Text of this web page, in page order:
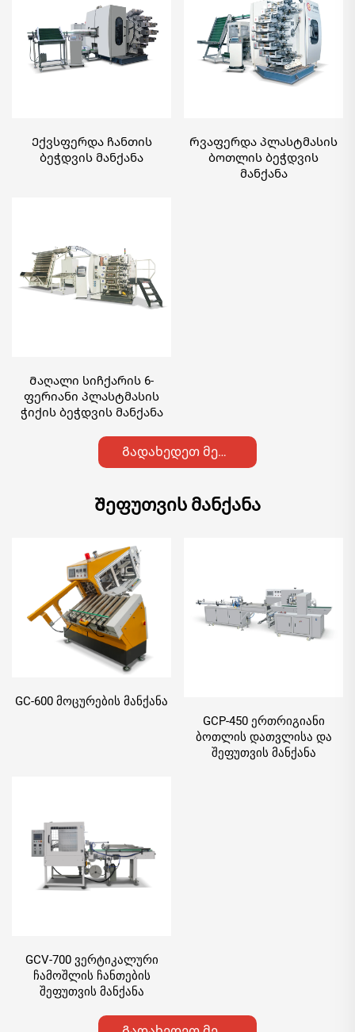
Ექვსფერდა ჩანთის
ბეჭდვის მანქანა
Რვაფერდა პლასტმასის
ბოთლის ბეჭდვის
მანქანა
Მაღალი სიჩქარის 6-
ფერიანი პლასტმასის
ჭიქის ბეჭდვის მანქანა
Გადახედეთ მეტი
Შეფუთვის მანქანა
GC-600 მოცურების მანქანა
GCP-450 ერთრიგიანი
ბოთლის დათვლისა და
შეფუთვის მანქანა
GCV-700 ვერტიკალური
ჩამოშლის ჩანთების
შეფუთვის მანქანა